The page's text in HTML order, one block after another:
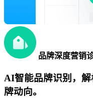
品牌深度营销
AI智能品牌识别，
牌动向。